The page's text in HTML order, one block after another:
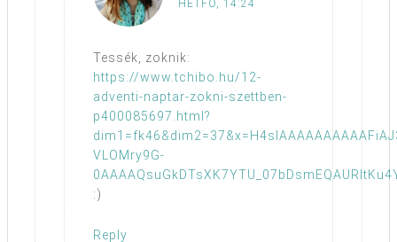
HÉTFŐ, 14:24
Tessék, zoknik:
https://www.tchibo.hu/12-
adventi-naptar-zokni-szettben-
p400085697.html?
VLOMry9G-
:)
Reply